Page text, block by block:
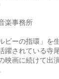
楽事務所
ビーの指環」を
躍されている寺
映画に続けて出